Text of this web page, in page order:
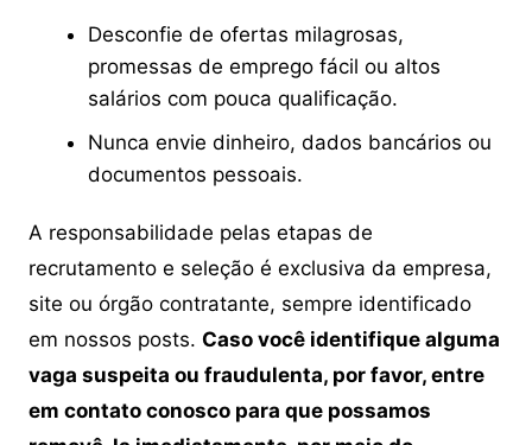
Desconfie de ofertas milagrosas,
promessas de emprego fácil ou altos
salários com pouca qualificação.
Nunca envie dinheiro, dados bancários ou
documentos pessoais.
A responsabilidade pelas etapas de
recrutamento e seleção é exclusiva da empresa,
site ou órgão contratante, sempre identificado
em nossos posts. Caso você identifique alguma
vaga suspeita ou fraudulenta, por favor, entre
em contato conosco para que possamos